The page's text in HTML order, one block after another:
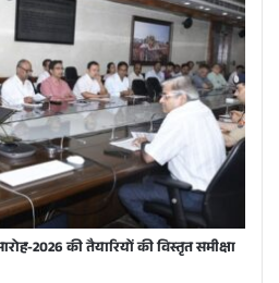
2026 की तैयारियों की विस्तृत समीक्षा